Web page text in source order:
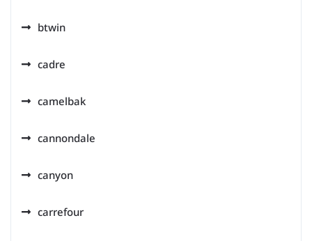
btwin
cadre
camelbak
cannondale
canyon
carrefour